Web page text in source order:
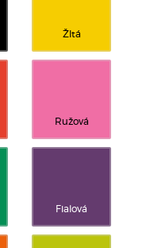
Žltá
Ružová
Fialová